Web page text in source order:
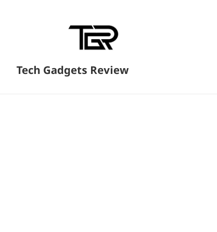
Tech Gadgets Review